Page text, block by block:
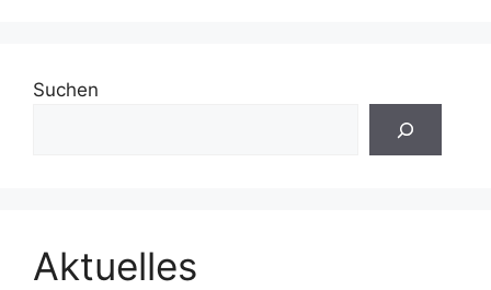
Suchen
Aktuelles